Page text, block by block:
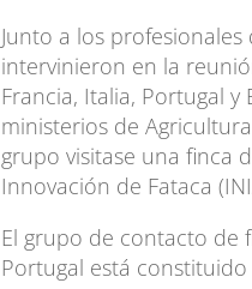
Junto a los
intervinieron en la
Francia, Italia, Portugal
ministerios de
grupo visitase una finca
Innovación de Fataca
El grupo de contacto de
Portugal está